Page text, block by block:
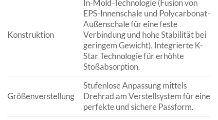
Konstruktion
In-Mold-Technologie (Fusion von
EPS-Innenschale und Polycarbonat-
Außenschale für eine feste
Verbindung und hohe Stabilität bei
geringem Gewicht). Integrierte K-
Star Technologie für erhöhte
Stoßabsorption.
Größenverstellung
Stufenlose Anpassung mittels
Drehrad am Verstellsystem für eine
perfekte und sichere Passform.